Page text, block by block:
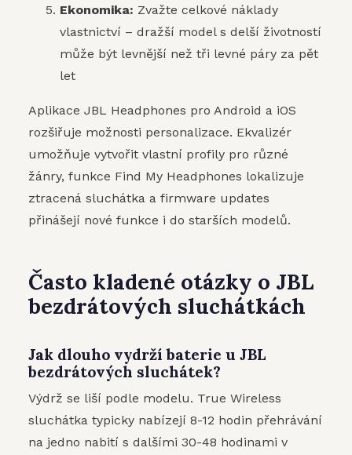
Ekonomika: Zvažte celkové náklady
vlastnictví – dražší model s delší životností
může být levnější než tři levné páry za pět
let
Aplikace JBL Headphones pro Android a iOS
rozšiřuje možnosti personalizace. Ekvalizér
umožňuje vytvořit vlastní profily pro různé
žánry, funkce Find My Headphones lokalizuje
ztracená sluchátka a firmware updates
přinášejí nové funkce i do starších modelů.
Často kladené otázky o JBL
bezdrátových sluchátkách
Jak dlouho vydrží baterie u JBL
bezdrátových sluchátek?
Výdrž se liší podle modelu. True Wireless
sluchátka typicky nabízejí 8-12 hodin přehrávání
na jedno nabití s dalšími 30-48 hodinami v